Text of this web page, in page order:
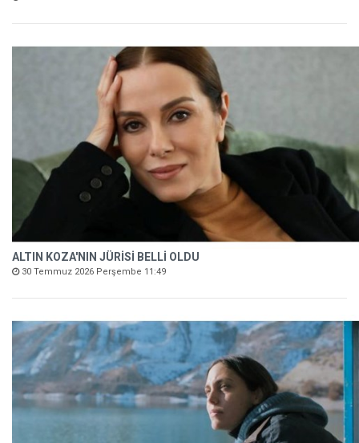
ALTIN KOZA'NIN JÜRİSİ BELLİ OLDU
30 Temmuz 2026 Perşembe 11:49